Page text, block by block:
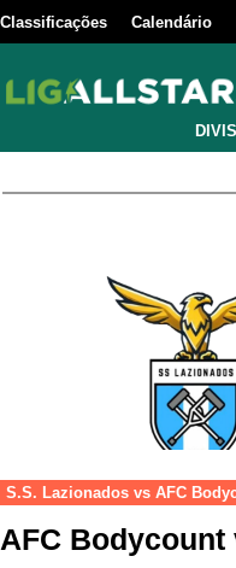
Classificações Calendário
S.S. Lazionados vs AFC
AFC Bodycount